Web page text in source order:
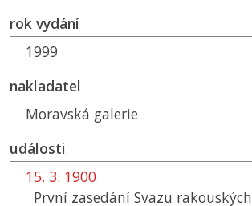
rok vydání
1999
nakladatel
Moravská galerie
události
15. 3. 1900
První zasedání Svazu rakouských